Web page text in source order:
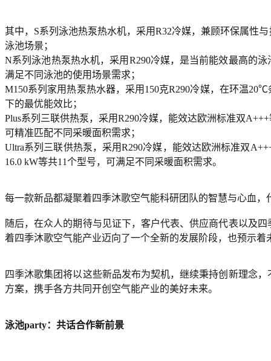
其中，S系列泳池热泵热水机，采用R32冷媒，兼顾环保属性
泳池场景；
N系列泳池热泵热水机，采用R290冷媒，是当前能效最高的
满足不同泳池的使用场景需求；
M150系列家用热泵热水器，采用150克R290冷媒，在环温
下的最优能效比；
Plus系列三联供热泵，采用R290冷媒，能效达欧洲标准双
可精准匹配不同采暖面积需求；
Ultra系列三联供热泵，采用R290冷媒，能效达欧洲标准双
16.0 kW等共11个型号，可满足不同采暖面积需求。
每一款新品都凝聚着四季沐歌空气能科研团队的智慧与心血
随后，在众人的期待与见证下，客户代表、供应商代表以及
着四季沐歌空气能产业迈向了一个全新的发展阶段，也预示
四季沐歌集团将以这些新品发布为契机，继续秉持创新理念
方案，携手各方共同开创空气能产业的美好未来。
泳池party：共话合作新前景